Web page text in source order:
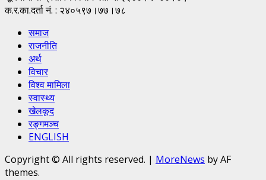
क.र.का.दर्ता नं. : २४०५९७।७७।७८
समाज
राजनीति
अर्थ
विचार
विश्व मामिला
स्वास्थ्य
खेलकूद
रङ्गमञ्च
ENGLISH
Copyright © All rights reserved. | MoreNews by AF
themes.